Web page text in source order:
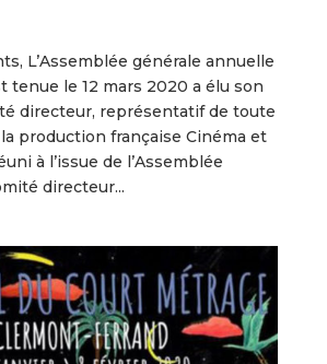
L’Assemblée générale annuelle
tenue le 12 mars 2020 a élu son
directeur, représentatif de toute
production française Cinéma et
à l’issue de l’Assemblée
directeur...